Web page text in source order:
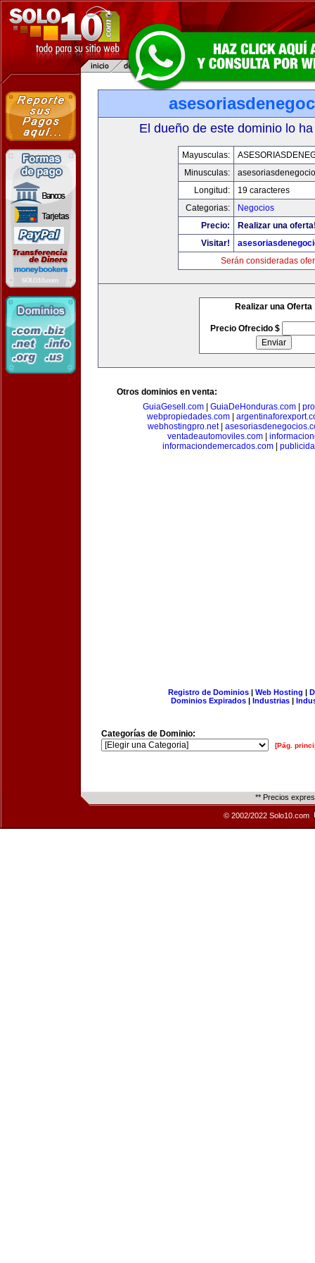
El dueño de este dominio lo
Mayusculas:
Minusculas:
Longitud:
19 caracteres
Categorias:
Negocios
Precio:
Realizar una
Visitar!
Serán consideradas
Realizar una Oferta
Precio Ofrecido $
Otros dominios en venta:
GuiaGesell.com| GuiaDeHonduras.com|
webpropiedades.com
webhostingpro.net|
ventadeautomoviles.com|
informaciondemercados.com|
Registro de Dominios| Web Hosting |
Dominios Expirados | Industrias |
Categorías de Dominio:
[Pág.
** Precios
© 2002/2022 Solo10.com